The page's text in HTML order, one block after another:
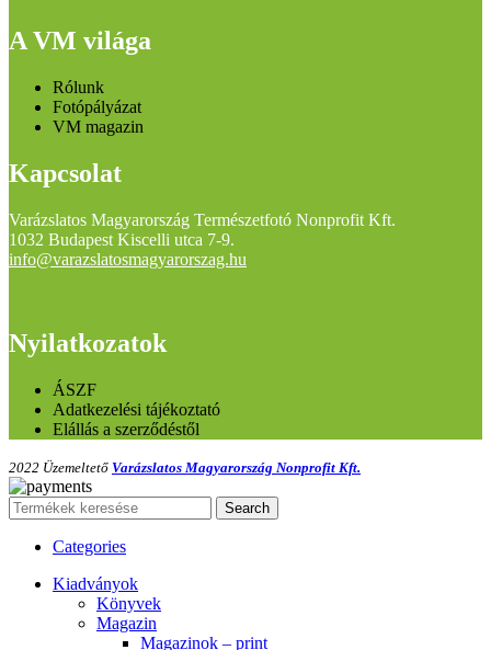
A VM világa
Rólunk
Fotópályázat
VM magazin
Kapcsolat
Varázslatos Magyarország Természetfotó Nonprofit Kft.
1032 Budapest Kiscelli utca 7-9.
info@varazslatosmagyarorszag.hu
Nyilatkozatok
ÁSZF
Adatkezelési tájékoztató
Elállás a szerződéstől
2022 Üzemeltető Varázslatos Magyarország Nonprofit Kft.
Search
Categories
Kiadványok
Könyvek
Magazin
Magazinok – print